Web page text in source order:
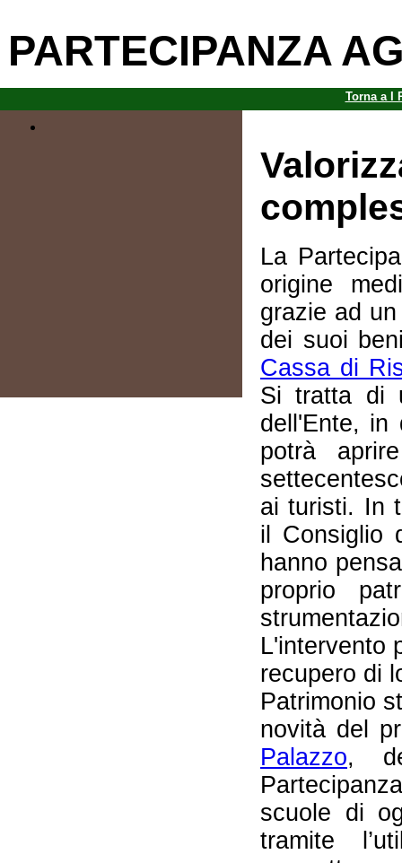
PARTECIPANZA
La
origine
grazie ad
dei suoi
Cassa di
Si tratta di
dell'Ente, in
potrà
ai turisti. In
il Consiglio
hanno
proprio
L'intervento
recupero di
Patrimonio
novità del
Palazzo,
scuole di
tramite
Torna a I